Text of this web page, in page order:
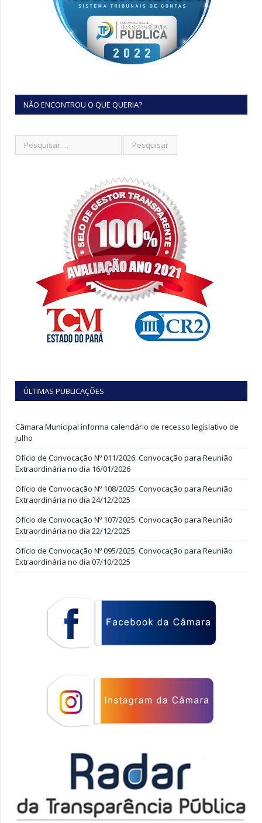
NÃO ENCONTROU O QUE QUERIA?
ÚLTIMAS PUBLICAÇÕES
Câmara Municipal informa calendário de recesso legislativo de
julho
Ofício de Convocação Nº 011/2026: Convocação para Reunião
Extraordinária no dia 16/01/2026
Ofício de Convocação Nº 108/2025: Convocação para Reunião
Extraordinária no dia 24/12/2025
Ofício de Convocação Nº 107/2025: Convocação para Reunião
Extraordinária no dia 22/12/2025
Ofício de Convocação Nº 095/2025: Convocação para Reunião
Extraordinária no dia 07/10/2025